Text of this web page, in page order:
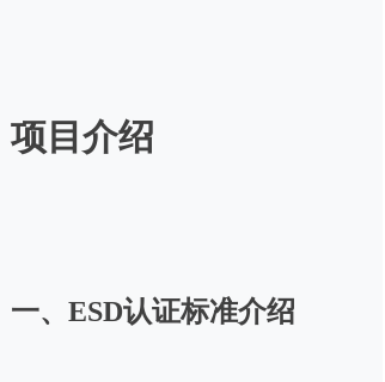
项目介绍
一、ESD认证标准介绍